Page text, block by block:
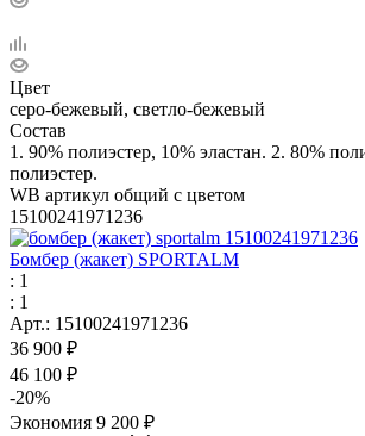
Цвет
серо-бежевый, светло-бежевый
Состав
1. 90% полиэстер, 10% эластан. 2. 80%
полиэстер.
WB артикул общий с цветом
15100241971236
Бомбер (жакет) SPORTALM
: 1
: 1
Арт.: 15100241971236
36 900 ₽
46 100 ₽
-20%
Экономия 9 200 ₽